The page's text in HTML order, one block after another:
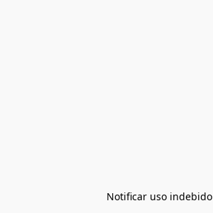
Notificar uso indebido